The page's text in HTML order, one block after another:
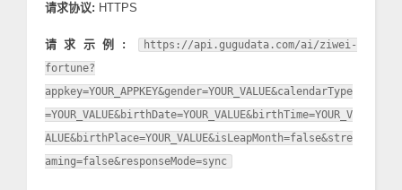
请求协议: HTTPS
请求示例:
https://api.gugudata.com/ai/ziwei-
fortune?
appkey=YOUR_APPKEY&gender=YOUR_VALUE&calendarType
=YOUR_VALUE&birthDate=YOUR_VALUE&birthTime=YOUR_V
ALUE&birthPlace=YOUR_VALUE&isLeapMonth=false&stre
aming=false&responseMode=sync